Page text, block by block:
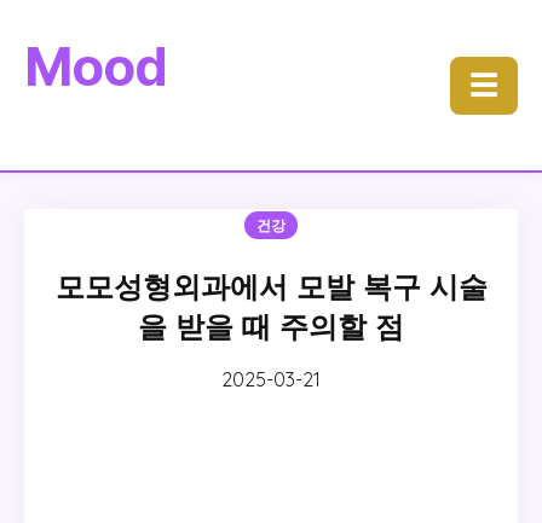
Mood ☰
건강
모모성형외과에서 모발 복구 시술
을 받을 때 주의할 점
2025-03-21